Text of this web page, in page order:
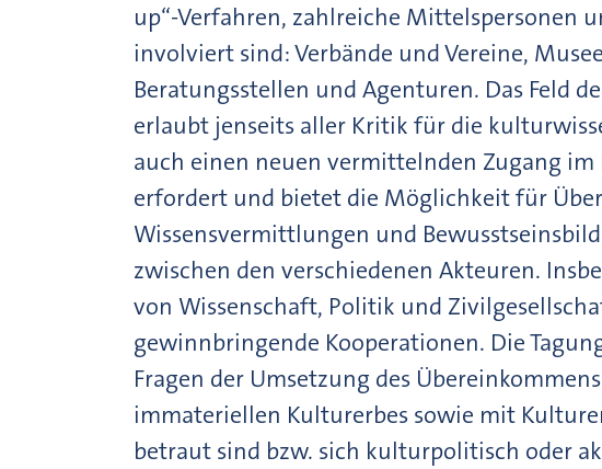
up“-Verfahren, zahlreiche Mittelspersonen
involviert sind: Verbände und Vereine,
Beratungsstellen und Agenturen. Das Feld
erlaubt jenseits aller Kritik für die
auch einen neuen vermittelnden Zugang im
erfordert und bietet die Möglichkeit für
Wissensvermittlungen und
zwischen den verschiedenen Akteuren.
von Wissenschaft, Politik und
gewinnbringende Kooperationen. Die
Fragen der Umsetzung des
immateriellen Kulturerbes sowie mit
betraut sind bzw. sich kulturpolitisch oder